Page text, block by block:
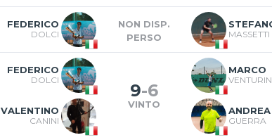
FEDERICO
DOLCI
NON DISP.
PERSO
MASSETTI
FEDERICO
DOLCI
VALENTINO
CANINI
9-6
VINTO
MARCO
ANDREA
GUERRA